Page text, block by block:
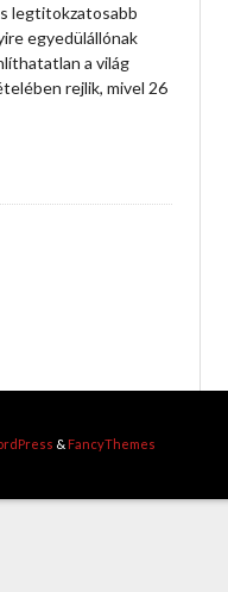
legtitokzatosabb
egyedülállónak
a világ
rejlik, mivel 26
& FancyThemes